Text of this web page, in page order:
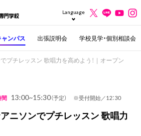
Language
ンパス 出張説明会 学校見学・個別相談会
プチレッスン 歌唱力を高めよう！｜オープン
間 13:00~15:30（予定） ※受付開始／12：30
ニソンでプチレッスン 歌唱力